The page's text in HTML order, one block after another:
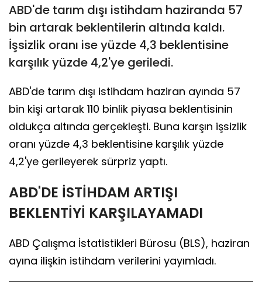
ABD'de tarım dışı istihdam haziranda 57
bin artarak beklentilerin altında kaldı.
İşsizlik oranı ise yüzde 4,3 beklentisine
karşılık yüzde 4,2'ye geriledi.
ABD'de tarım dışı istihdam haziran ayında 57
bin kişi artarak 110 binlik piyasa beklentisinin
oldukça altında gerçekleşti. Buna karşın işsizlik
oranı yüzde 4,3 beklentisine karşılık yüzde
4,2'ye gerileyerek sürpriz yaptı.
ABD'DE İSTİHDAM ARTIŞI
BEKLENTİYİ KARŞILAYAMADI
ABD Çalışma İstatistikleri Bürosu (BLS), haziran
ayına ilişkin istihdam verilerini yayımladı.